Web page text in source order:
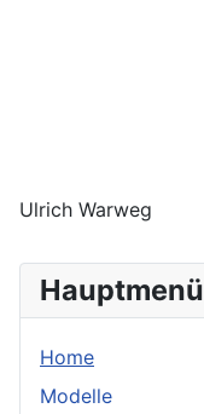
Hauptmenü
Home
Modelle
Ulrich Warweg